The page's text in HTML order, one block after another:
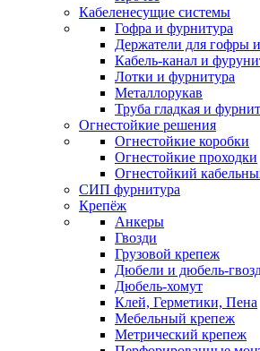
Кабеленесущие системы
Гофра и фурнитура
Держатели для гофры
Кабель-канал и
Лотки и фурнитура
Металлорукав
Труба гладкая и
Огнестойкие решения
Огнестойкие коробки
Огнестойкие проходки
Огнестойкий
СИП фурнитура
Крепёж
Анкеры
Гвозди
Грузовой крепеж
Дюбели и дюбель-
Дюбель-хомут
Клей, Герметики, Пена
Мебельный крепеж
Метрический крепеж